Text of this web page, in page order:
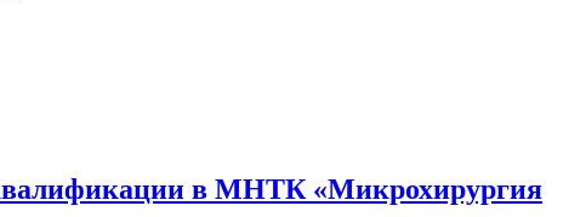
в МНТК «Микрохирургия